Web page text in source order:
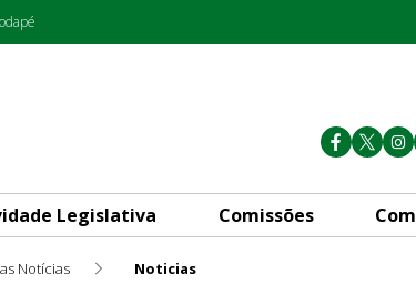
Legislativa Comissões
Notícias Noticias